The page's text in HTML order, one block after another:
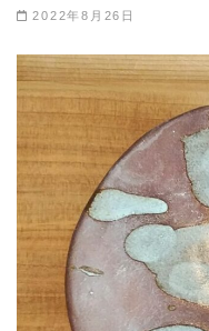
2022年8月26日